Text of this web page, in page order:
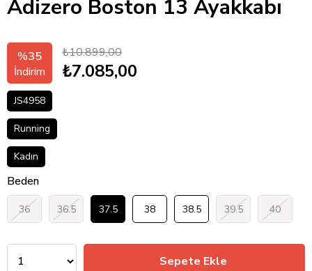
Adizero Boston 13 Ayakkabı
%35
İndirim
₺10.899,00
₺7.085,00
JS4958
Running
Kadın
Beden
36 36.5 37.5 38 38.5 39.5 40